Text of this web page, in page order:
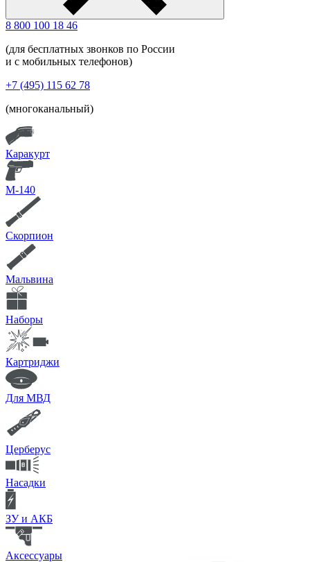
8 800 100 18 46
(для бесплатных звонков по России
и с мобильных телефонов)
+7 (495) 115 62 78
(многоканальный)
Каракурт
М-140
Скорпион
Мальвина
Наборы
Картриджи
Для МВД
Церберус
Насадки
ЗУ и АКБ
Аксессуары